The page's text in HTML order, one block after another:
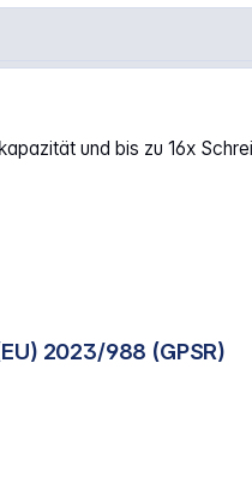
matt silver"
und bis zu 16x
2023/988 (GPSR)